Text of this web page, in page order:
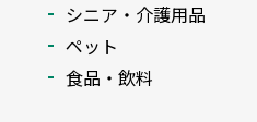
シニア・介護用品
ペット
食品・飲料